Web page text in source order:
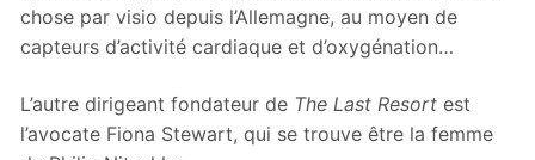
chose par visio depuis l’Allemagne, au moyen de
capteurs d’activité cardiaque et d’oxygénation…
L’autre dirigeant fondateur de The Last Resort est
l’avocate Fiona Stewart, qui se trouve être la femme